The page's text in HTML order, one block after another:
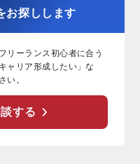
お探し します
リーランス初心者に合う
ャリア形成したい」な
い。
する